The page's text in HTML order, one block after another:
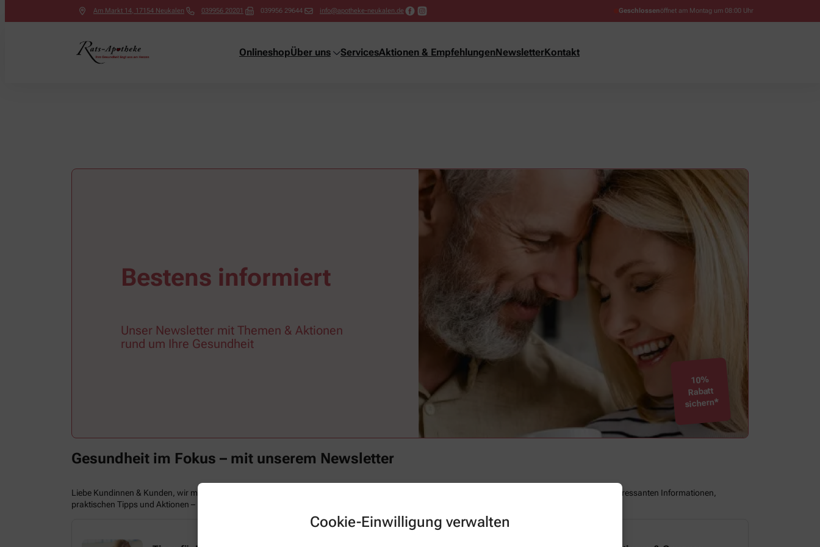
Cookie-Einwilligung verwalten
Am Markt 14, 17154 Neukalen 039956 20201 039956 29644 info@apotheke-neukalen.de Geschlossenöffnet am Montag um 08:00 Uhr
OnlineshopÜber uns ServicesAktionen & EmpfehlungenNewsletterKontakt
Bestens informiert
Unser Newsletter mit Themen & Aktionen
rund um Ihre Gesundheit
10%
Rabatt
sichern*
Gesundheit im Fokus – mit unserem Newsletter
Liebe Kundinnen & Kunden, wir möchten Sie und Ihre Familie mit spannenden Themen rund um Ihre Gesundheit begeistern. Verpassen Sie keine interessanten Informationen,
praktischen Tipps und Aktionen – bleiben Sie informiert mit unserem Newsletter.